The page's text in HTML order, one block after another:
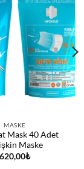
MASKE
Mask 40 Adet
Maske
620,00₺